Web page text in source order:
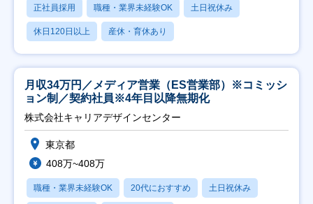
正社員採用 職種・業界未経験OK 土日祝休み
休日120日以上 産休・育休あり
月収34万円／メディア営業（ES営業部）※コミッシ
ョン制／契約社員※4年目以降無期化
株式会社キャリアデザインセンター
東京都
408万~408万
職種・業界未経験OK 20代におすすめ 土日祝休み